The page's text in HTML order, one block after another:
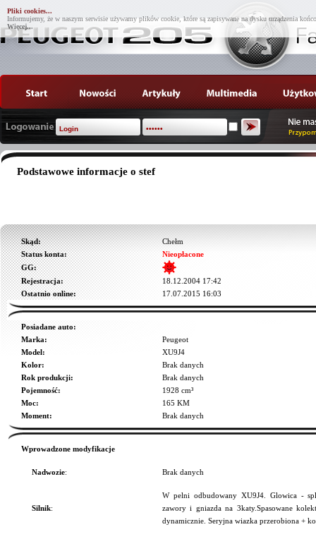
Pliki cookies...
Informujemy, że w naszym serwisie używamy plików cookie, które są zapisywane na dysku urządzenia
Więcej...
Podstawowe informacje o stef
Skąd:
Chełm
Status konta:
Nieopłacone
GG:
Rejestracja:
18.12.2004 17:42
Ostatnio online:
17.07.2015 16:03
Posiadane auto:
Marka:
Peugeot
Model:
XU9J4
Kolor:
Brak danych
Rok produkcji:
Brak danych
Pojemność:
1928 cm³
Moc:
165 KM
Moment:
Brak danych
Wprowadzone modyfikacje
Nadwozie: Brak danych
Silnik:
W pelni odbudowany XU9J4. Glowica -
zawory i gniazda na 3katy.Spasowane
dynamicznie. Seryjna wiazka przerobiona +